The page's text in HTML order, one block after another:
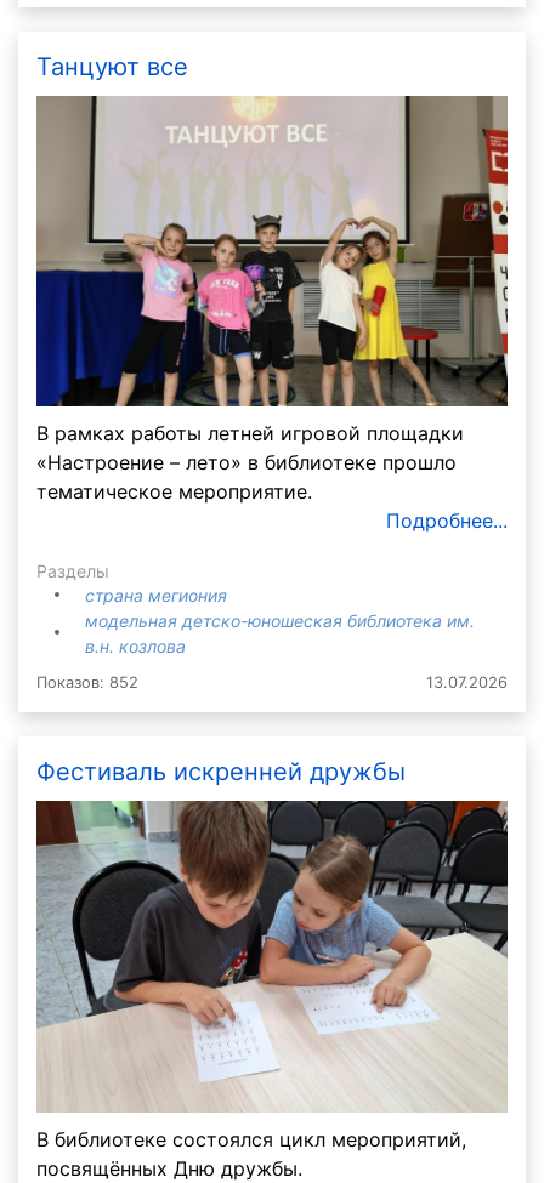
Танцуют все
В рамках работы летней игровой площадки
«Настроение – лето» в библиотеке прошло
тематическое мероприятие.
Подробнее...
Разделы
страна мегиония
модельная детско-юношеская библиотека им.
в.н. козлова
Показов: 852 13.07.2026
Фестиваль искренней дружбы
В библиотеке состоялся цикл мероприятий,
посвящённых Дню дружбы.